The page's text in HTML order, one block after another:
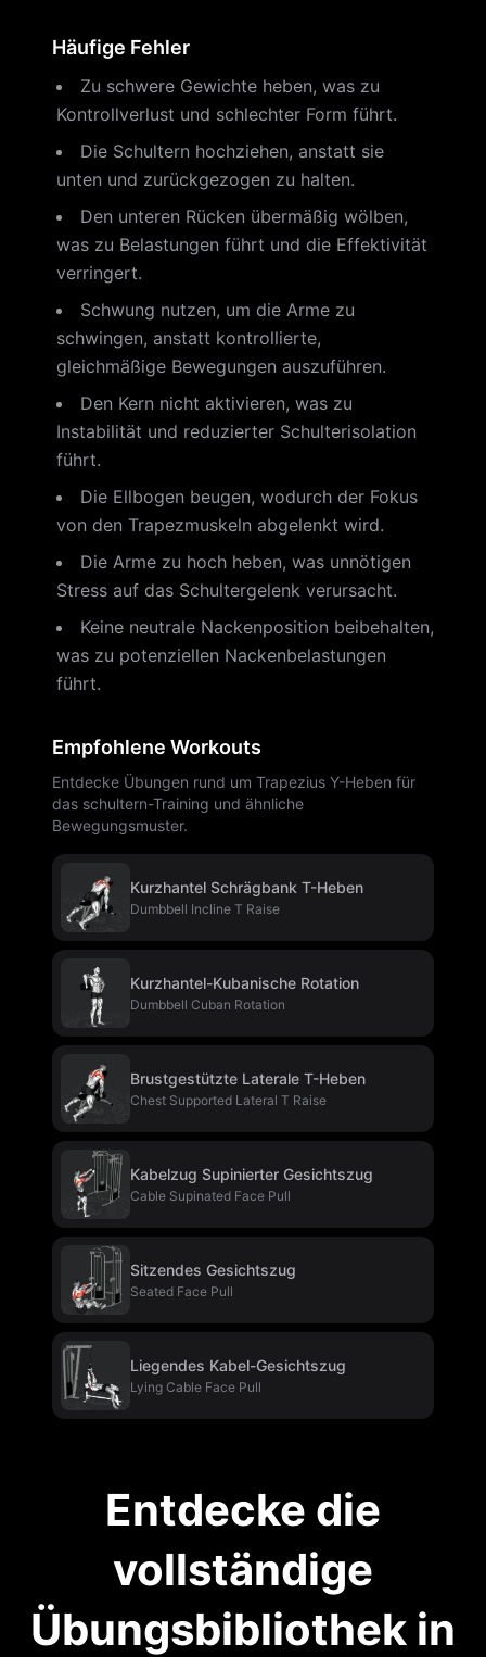
Häufige Fehler
Zu schwere Gewichte heben, was zu
Kontrollverlust und schlechter Form führt.
Die Schultern hochziehen, anstatt sie
unten und zurückgezogen zu halten.
Den unteren Rücken übermäßig wölben,
was zu Belastungen führt und die Effektivität
verringert.
Schwung nutzen, um die Arme zu
schwingen, anstatt kontrollierte,
gleichmäßige Bewegungen auszuführen.
Den Kern nicht aktivieren, was zu
Instabilität und reduzierter Schulterisolation
führt.
Die Ellbogen beugen, wodurch der Fokus
von den Trapezmuskeln abgelenkt wird.
Die Arme zu hoch heben, was unnötigen
Stress auf das Schultergelenk verursacht.
Keine neutrale Nackenposition beibehalten,
was zu potenziellen Nackenbelastungen
führt.
Empfohlene Workouts
Entdecke Übungen rund um Trapezius Y-Heben für
das schultern-Training und ähnliche
Bewegungsmuster.
Kurzhantel Schrägbank T-Heben
Dumbbell Incline T Raise
Kurzhantel-Kubanische Rotation
Dumbbell Cuban Rotation
Brustgestützte Laterale T-Heben
Chest Supported Lateral T Raise
Kabelzug Supinierter Gesichtszug
Cable Supinated Face Pull
Sitzendes Gesichtszug
Seated Face Pull
Liegendes Kabel-Gesichtszug
Lying Cable Face Pull
Entdecke die
vollständige
Übungsbibliothek in